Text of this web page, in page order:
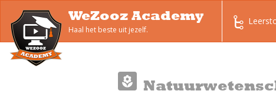
WeZooz Academy
Haal het beste uit jezelf.